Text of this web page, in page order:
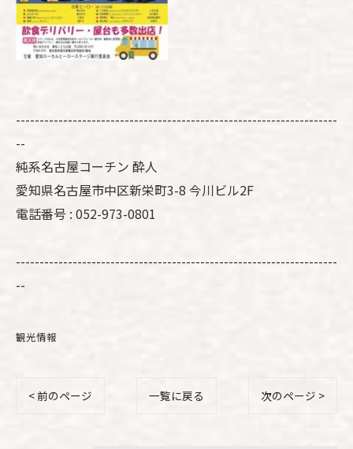
--------------------------------------------------------------------
--
純系名古屋コーチン 酔人
愛知県名古屋市中区新栄町3-8 今川ビル2F
電話番号 : 052-973-0801
--------------------------------------------------------------------
--
観光情報
< 前のページ 一覧に戻る 次のページ >